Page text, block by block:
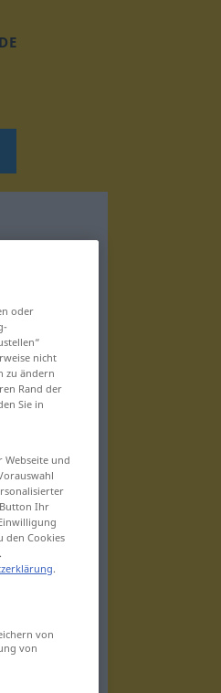
DE
oder
nicht
zu ändern
Rand der
Sie in
und
Ihr
den Cookies
.
von
von